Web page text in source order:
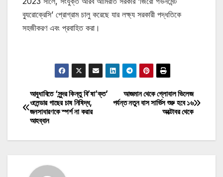
ব্যুরোক্রেসি’ প্রোগ্রাম চালু করেছে যার লক্ষ্য সরকারী পদ্ধতিকে
সহজীকরণ এবং প্রবাহিত করা।
Post
navigation
আজমান থেকে গ্লোবাল ভিলেজ
পর্যন্ত নতুন বাস সার্ভিস শুরু হবে ১৬
অক্টোবর থেকে
আবুধাবিতে ‘সুন্দর কিন্তু বি’ষা’ক্ত’
ওলেন্ডার গাছের চাষ নিষিদ্ধ,
জনসাধারণকে স্পর্শ না করার
আহব্বান